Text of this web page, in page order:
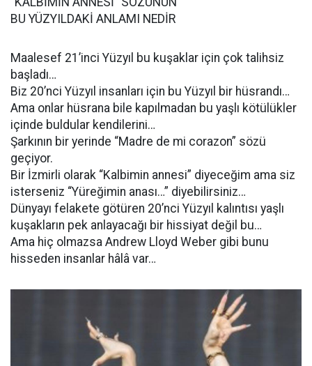
BU YÜZYILDAKİ ANLAMI NEDİR
Maalesef 21’inci Yüzyıl bu kuşaklar için çok talihsiz
başladı…
Biz 20’nci Yüzyıl insanları için bu Yüzyıl bir hüsrandı…
Ama onlar hüsrana bile kapılmadan bu yaşlı kötülükler
içinde buldular kendilerini…
Şarkının bir yerinde “Madre de mi corazon” sözü
geçiyor.
Bir İzmirli olarak “Kalbimin annesi” diyeceğim ama siz
isterseniz “Yüreğimin anası…” diyebilirsiniz…
Dünyayı felakete götüren 20’nci Yüzyıl kalıntısı yaşlı
kuşakların pek anlayacağı bir hissiyat değil bu…
Ama hiç olmazsa Andrew Lloyd Weber gibi bunu
hisseden insanlar hâlâ var…